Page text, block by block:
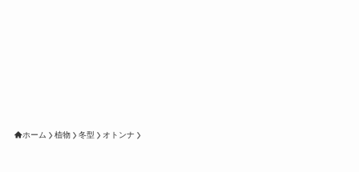
ホーム 植物 冬型 オトンナ